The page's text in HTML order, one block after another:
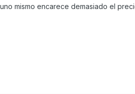
mismo encarece demasiado el